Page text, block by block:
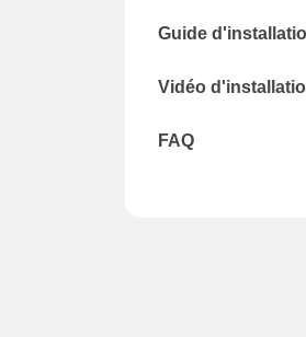
Guide
Vidéo
FAQ